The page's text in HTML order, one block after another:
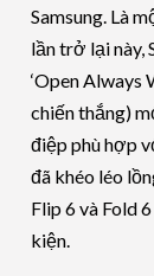
Samsung. Là
lần trở lại này,
‘Open Always
chiến thắng)
điệp phù hợp
đã khéo léo
Flip 6 và Fold
kiện.